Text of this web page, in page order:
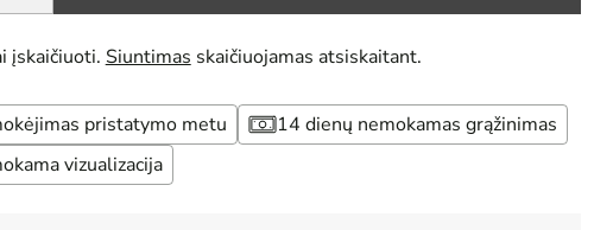
įskaičiuoti. Siuntimas skaičiuojamas atsiskaitant.
pristatymo metu
14 dienų nemokamas grąžinimas
vizualizacija